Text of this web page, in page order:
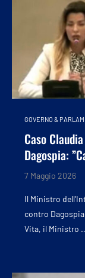
GOVERNO &
Caso
Dagospia:
7 Maggio 2026
Il Ministro
contro
Vita, il Ministro